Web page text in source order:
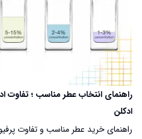
راهنمای انتخاب عطر مناسب ؛ تفاوت
ادکلن